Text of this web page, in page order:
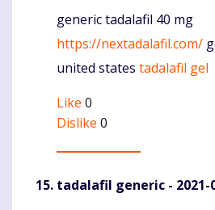
Komentaras
generic tadalafil 40 mg
https://nextadalafil.com/
united states tadalafil gel
Like 0
Dislike 0
tadalafil generic - 2021-